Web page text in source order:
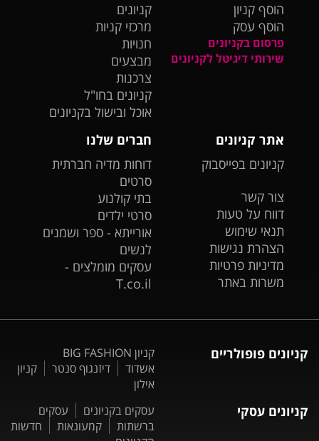
הוסף קניון
הוסף עסק
פרסום בקניונים
שירותי דיגיטל לקניונים
קניונים
מרכזי קניות
חנויות
מבצעים
צרכנות
קניונים בחו"ל
אוכל ובישול בקניונים
אתר קניונים
קניונים בפייסבוק
צור קשר
דווח על טעות
תנאי שימוש
הצהרת נגישות
מדיניות פרטיות
משרות באתר
חברים שלנו
דוחות מדיה חברתית
סרטים
בתי קולנוע
סרטי ילדים
אורייתא - ספר ושמנים
לנשים
עסקים מומלצים -
T.co.il
קניונים פופולריים
קניון BIG FASHION
אשדוד
דיזנגוף סנטר
קניון
אילון
קניונים עסקי עסקים בקניונים
עסקים
ברשתות
קמעונאות
חדשות